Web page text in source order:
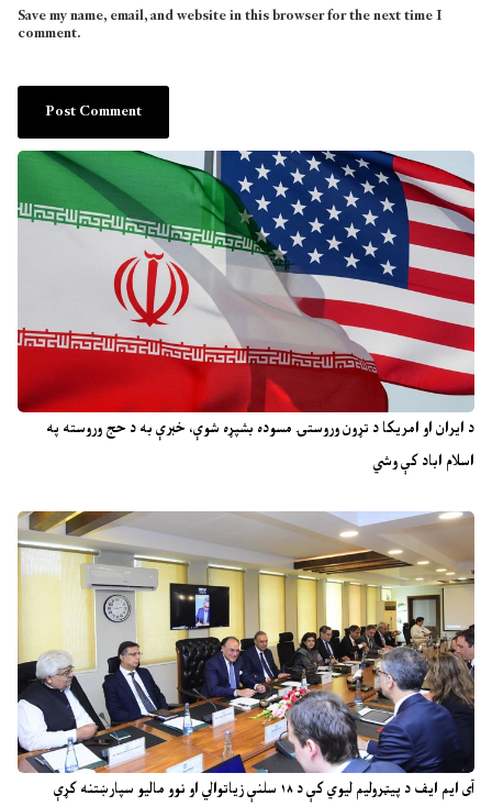
د ایران او امریکا د تړون وروستۍ مسوده بشپړه شوې، خبرې به د حج وروسته په
اسلام اباد کې وشي
آی ایم ایف د پیټرولیم لیوي کې د ۱۸ سلنې زیاتوالي او نوو مالیو سپارښتنه کړې
Save my name, email, and website in this browser for the next time I
comment.